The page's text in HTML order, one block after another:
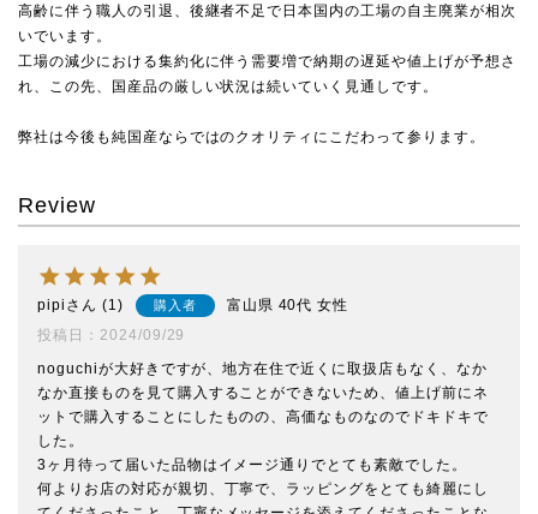
高齢に伴う職人の引退、後継者不足で日本国内の工場の自主廃業が相次
いでいます。
工場の減少における集約化に伴う需要増で納期の遅延や値上げが予想さ
れ、この先、国産品の厳しい状況は続いていく見通しです。
弊社は今後も純国産ならではのクオリティにこだわって参ります。
Review
pipi 1 購入者 富山県 40代 女性
投稿日
2024/09/29
noguchiが大好きですが、地方在住で近くに取扱店もなく、なか
なか直接ものを見て購入することができないため、値上げ前にネ
ットで購入することにしたものの、高価なものなのでドキドキで
した。
3ヶ月待って届いた品物はイメージ通りでとても素敵でした。
何よりお店の対応が親切、丁寧で、ラッピングをとても綺麗にし